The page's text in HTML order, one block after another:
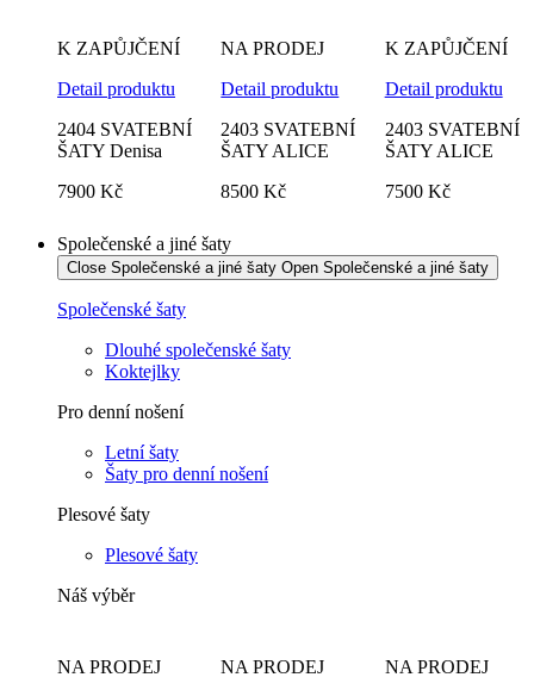
K ZAPŮJČENÍ
Detail produktu
2404 SVATEBNÍ
ŠATY Denisa
7900 Kč
NA PRODEJ
Detail produktu
2403 SVATEBNÍ
ŠATY ALICE
8500Kč
K ZAPŮJČENÍ
Detail produktu
2403 SVATEBNÍ
ŠATY ALICE
7500 Kč
Společenské a jiné šaty
Close Společenské a jiné šaty Open Společenské a jiné šaty
Společenské šaty
Dlouhé společenské šaty
Koktejlky
Pro denní nošení
Letní šaty
Šaty pro denní nošení
Plesové šaty
Plesové šaty
Náš výběr
NA PRODEJ
NA PRODEJ
NA PRODEJ